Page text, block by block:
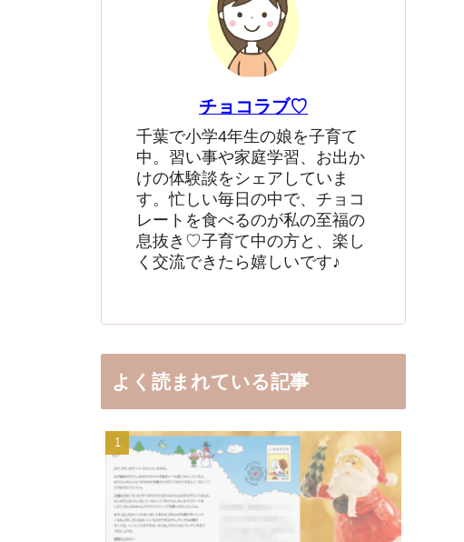
チョコラブ♡
千葉で小学4年生の娘を子育て
中。習い事や家庭学習、お出か
けの体験談をシェアしていま
す。忙しい毎日の中で、チョコ
レートを食べるのが私の至福の
息抜き♡子育て中の方と、楽し
く交流できたら嬉しいです♪
よく読まれている記事